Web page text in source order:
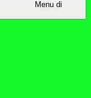
Menu di